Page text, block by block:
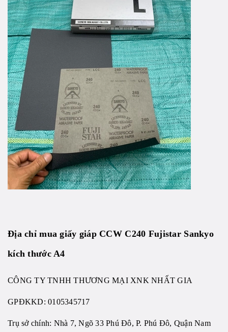
Địa chỉ mua giấy giáp CCW C240 Fujistar Sankyo
kích thước A4
CÔNG TY TNHH THƯƠNG MẠI XNK NHẤT GIA
GPĐKKD: 0105345717
Trụ sở chính: Nhà 7, Ngõ 33 Phú Đô, P. Phú Đô, Quận Nam